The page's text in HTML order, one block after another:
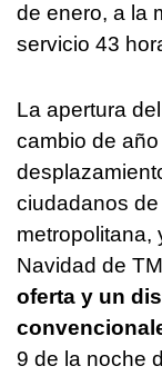
de enero, a la
servicio 43
La apertura
cambio de
ciudadanos
metropolitana,
Navidad de
oferta y un
9 de la noche